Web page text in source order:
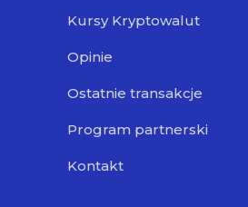
Kursy Kryptowalut
Opinie
Ostatnie transakcje
Program partnerski
Kontakt